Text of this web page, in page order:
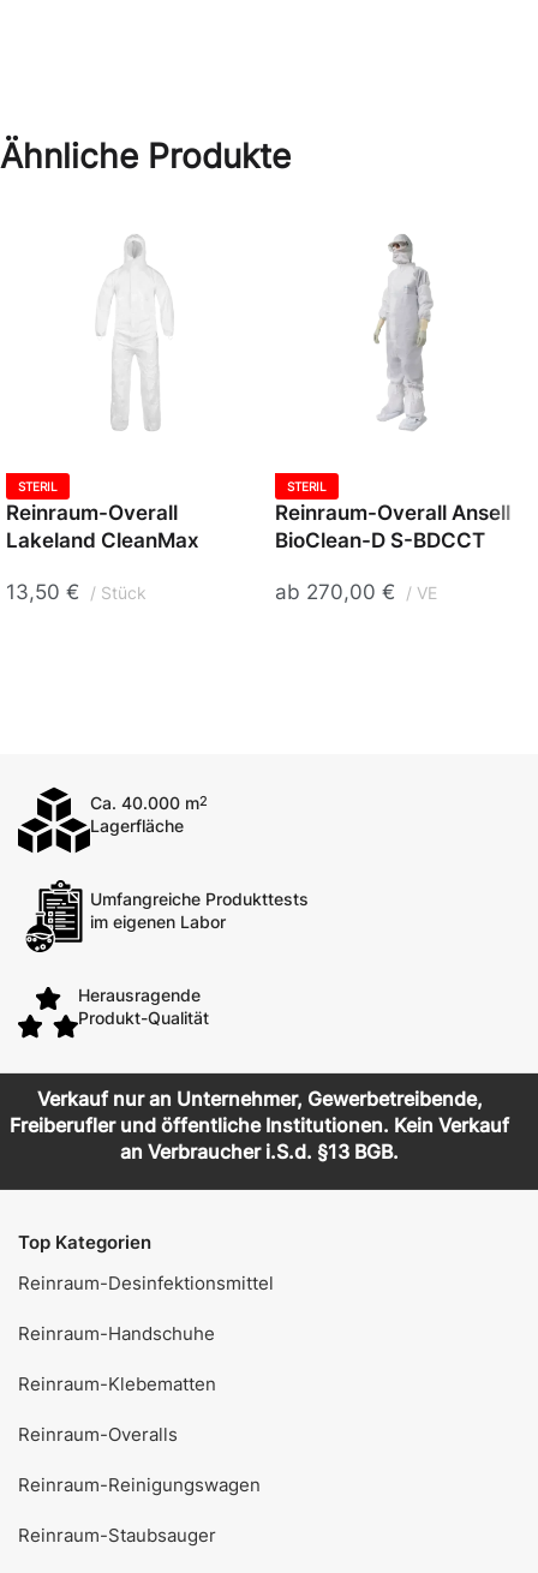
Ähnliche Produkte
STERIL
Reinraum-Overall
Lakeland CleanMax
13,50 € Stück
STERIL
Reinraum-Overall Ansell
BioClean-D S-BDCCT
ab 270,00 € VE
Ca. 40.000 m2
Lagerfläche
Umfangreiche Produkttests
im eigenen Labor
Herausragende
Produkt-Qualität
Verkauf nur an Unternehmer, Gewerbetreibende,
Freiberufler und öffentliche Institutionen. Kein Verkauf
an Verbraucher i.S.d. §13 BGB.
Top Kategorien
Reinraum-Desinfektionsmittel
Reinraum-Handschuhe
Reinraum-Klebematten
Reinraum-Overalls
Reinraum-Reinigungswagen
Reinraum-Staubsauger